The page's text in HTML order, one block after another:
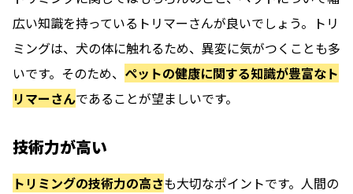
広い知識を持っているトリマーさんが良いでしょう。
トリ
ミングは、犬の体に触れるため、異変に気がつくことも多
いです。 そのため、 ペットの健康に関する知識が豊富なト
リマーさんであることが望ましいです。
技術力が高い
トリミングの技術力の高さも大切なポイントです。人間の